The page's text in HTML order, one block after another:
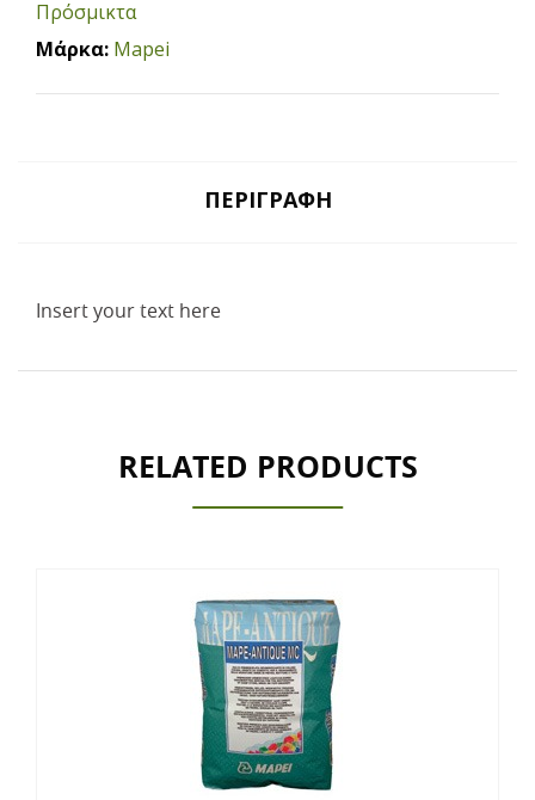
Πρόσμικτα
Μάρκα: Mapei
ΠΕΡΙΓΡΑΦΉ
Insert your text here
RELATED PRODUCTS